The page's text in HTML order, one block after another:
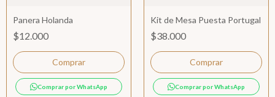
Panera Holanda
$12.000
Comprar por WhatsApp
Kit de Mesa Puesta Portugal
$38.000
Comprar
Comprar por WhatsApp